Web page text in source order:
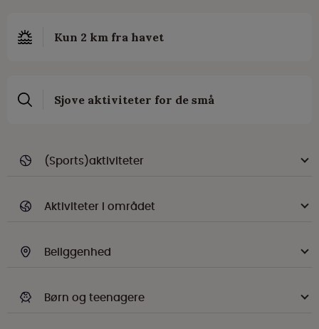
Kun 2 km fra havet
Sjove aktiviteter for de små
(Sports)aktiviteter
Aktiviteter i området
Beliggenhed
Børn og teenagere